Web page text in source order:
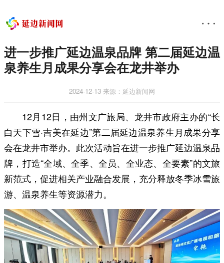
进一步推广延边温泉品牌 第二届延边温
泉养生月成果分享会在龙井举办
2024-12-13 来源：延边新闻网
12月12日，由州文广旅局、龙井市政府主办的“长
白天下雪·吉美在延边”第二届延边温泉养生月成果分享
会在龙井市举办。此次活动旨在进一步推广延边温泉品
牌，打造“全域、全季、全员、全业态、全要素”的文旅
新范式，促进相关产业融合发展，充分释放冬季冰雪旅
游、温泉养生等资源潜力。